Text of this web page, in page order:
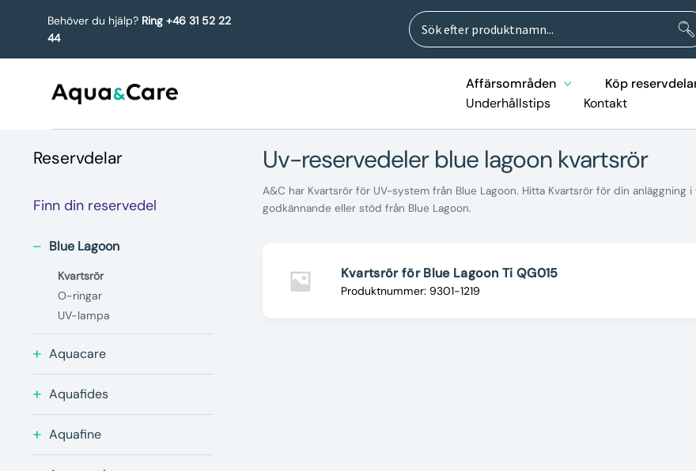
Behöver du hjälp? Ring +46 31 52 22
44
Sök
efter:
Sök
Affärsområden Köp
Underhållstips
Kontakt
uv-reservedeler blue lagoon kvartsrör
A&C har Kvartsrör för UV-system från Blue Lagoon. Hitta Kvartsrör för din
godkännande eller stöd från Blue Lagoon.
Kvartsrör för Blue Lagoon Ti QG015
Produktnummer: 9301-1219
Finn din reservedel
Aquacare
Aquafides
Aquafine
Blue Lagoon
Kvartsrör
O-ringar
UV-lampa
Reservdelar